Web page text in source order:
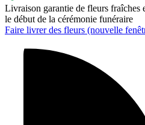
Livraison garantie de fleurs fraîches
le début de la cérémonie funéraire
Faire livrer des fleurs (nouvelle